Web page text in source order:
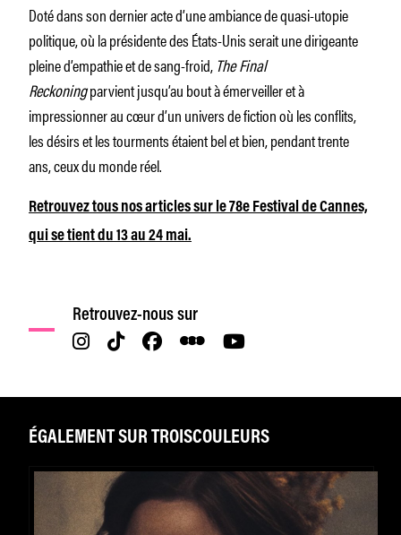
Doté dans son dernier acte d’une ambiance de quasi-utopie
politique, où la présidente des États-Unis serait une dirigeante
pleine d’empathie et de sang-froid, The Final
Reckoningparvient jusqu’au bout à émerveiller et à
impressionner au cœur d’un univers de fiction où les conflits,
les désirs et les tourments étaient bel et bien, pendant trente
ans, ceux du monde réel.
Retrouvez tous nos articles sur le 78e Festival de Cannes,
qui se tient du 13 au 24 mai.
Retrouvez-nous sur
ÉGALEMENT SUR TROISCOULEURS